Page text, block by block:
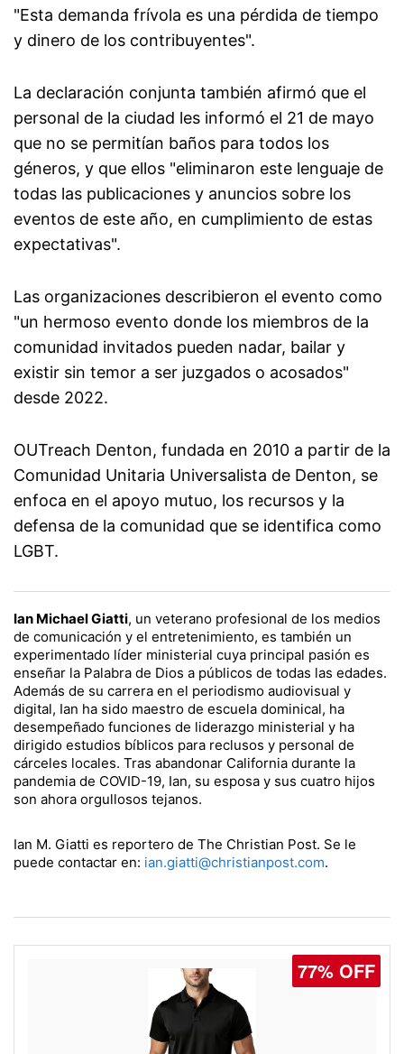
"Esta demanda frívola es una pérdida de tiempo
y dinero de los contribuyentes".
La declaración conjunta también afirmó que el
personal de la ciudad les informó el 21 de mayo
que no se permitían baños para todos los
géneros, y que ellos "eliminaron este lenguaje de
todas las publicaciones y anuncios sobre los
eventos de este año, en cumplimiento de estas
expectativas".
Las organizaciones describieron el evento como
"un hermoso evento donde los miembros de la
comunidad invitados pueden nadar, bailar y
existir sin temor a ser juzgados o acosados"
desde 2022.
OUTreach Denton, fundada en 2010 a partir de la
Comunidad Unitaria Universalista de Denton, se
enfoca en el apoyo mutuo, los recursos y la
defensa de la comunidad que se identifica como
LGBT.
Ian Michael Giatti, un veterano profesional de los medios
de comunicación y el entretenimiento, es también un
experimentado líder ministerial cuya principal pasión es
enseñar la Palabra de Dios a públicos de todas las edades.
Además de su carrera en el periodismo audiovisual y
digital, Ian ha sido maestro de escuela dominical, ha
desempeñado funciones de liderazgo ministerial y ha
dirigido estudios bíblicos para reclusos y personal de
cárceles locales. Tras abandonar California durante la
pandemia de COVID-19, Ian, su esposa y sus cuatro hijos
son ahora orgullosos tejanos.
Ian M. Giatti es reportero de The Christian Post. Se le
puede contactar en: ian.giatti@christianpost.com.
77% OFF